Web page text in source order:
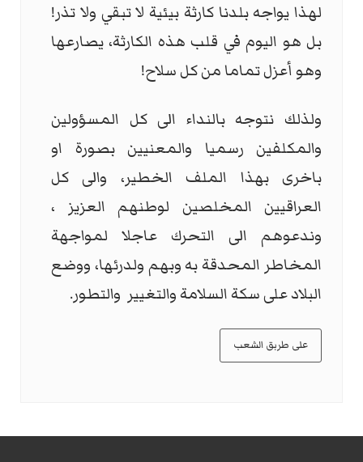
لهذا يواجه بلدنا كارثة بيئية لا تبقي ولا تذر!
بل هو اليوم في قلب هذه الكارثة، يصارعها
وهو أعزل تماما من كل سلاح!
ولذلك نتوجه بالنداء الى كل المسؤولين
والمكلفين رسميا والمعنيين بصورة او
باخرى بهذا الملف الخطير، والى كل
العراقيين المخلصين لوطنهم العزيز ،
وندعوهم الى التحرك عاجلا لمواجهة
المخاطر المحدقة به وبهم ولدرئها، ووضع
البلاد على سكة السلامة والتغيير والتطور.
على طربق الشعب